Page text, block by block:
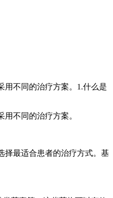
用不同的治疗方案。1.什么是
不同的治疗方案。
择最适合患者的治疗方式。基